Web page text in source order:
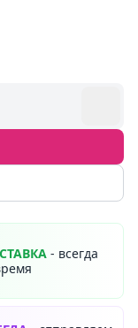
- всегда